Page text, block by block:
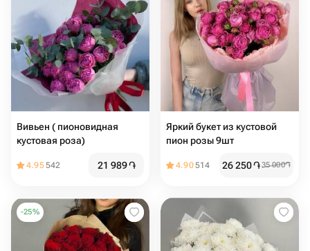
Вивьен ( пионовидная
кустовая роза)
4.95542 21 989֏
Яркий букет из кустовой
пион розы 9шт
4.90514 26 250֏35 000֏
-25%